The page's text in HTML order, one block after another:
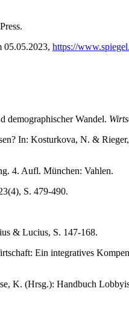
05.05.2023, https://
demographischer Wandel.
In: Kosturkova, N. &
4. Aufl. München: Vahlen.
S. 479-490.
& Lucius, S. 147-168.
Ein integratives
K. (Hrsg.): Handbuch